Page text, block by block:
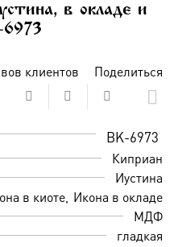
в окладе и
клиентов Поделиться
BK-6973
Киприан
Иустина
в киоте Икона в окладе
МДФ
гладкая